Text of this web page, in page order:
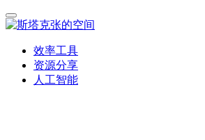
效率工具
资源分享
人工智能